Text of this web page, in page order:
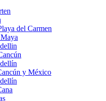
del Carmen
y México